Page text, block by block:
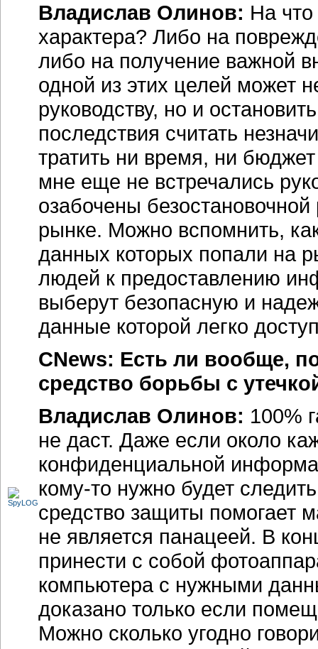
Владислав Олинов: На что
характера? Либо на
либо на получение важной
одной из этих целей может
руководству, но и
последствия считать
тратить ни время, ни
мне еще не встречались
озабочены
рынке. Можно вспомнить,
данных которых попали на
людей к предоставлению
выберут безопасную и
данные которой легко
CNews: Есть ли вообще,
средство борьбы с
Владислав Олинов: 100%
не даст. Даже если около
конфиденциальной
кому-то нужно будет
средство защиты помогает
не является панацеей. В
принести с собой
компьютера с нужными
доказано только если
Можно сколько угодно